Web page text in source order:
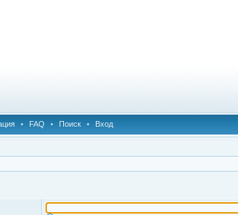
• FAQ • Поиск • Вход